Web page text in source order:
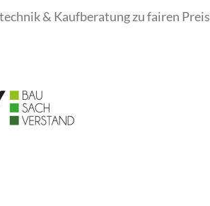
& Kaufberatung zu fairen